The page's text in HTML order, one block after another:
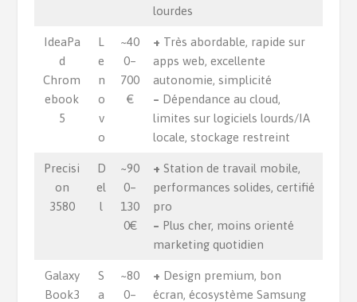
lourdes
IdeaPa
d
Chrom
ebook
5
L
e
n
o
v
o
~40
0–
700
€
+ Très abordable, rapide sur
apps web, excellente
autonomie, simplicité
– Dépendance au cloud,
limites sur logiciels lourds/IA
locale, stockage restreint
Precisi
on
3580
D
el
l
~90
0–
130
0€
+ Station de travail mobile,
performances solides, certifié
pro
– Plus cher, moins orienté
marketing quotidien
Galaxy
Book3
S
a
~80
0–
+ Design premium, bon
écran, écosystème Samsung